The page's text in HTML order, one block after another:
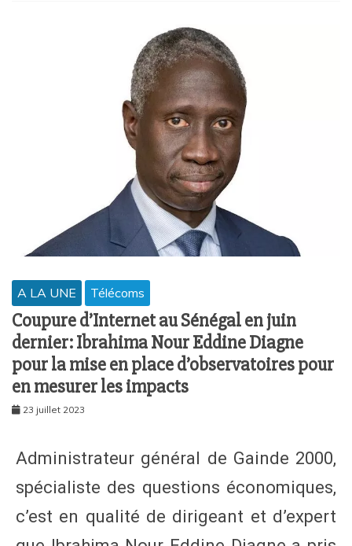
A LA UNE Télécoms
Coupure d’Internet au Sénégal en juin
dernier: Ibrahima Nour Eddine Diagne
pour la mise en place d’observatoires pour
en mesurer les impacts
23 juillet 2023
Administrateur général de Gainde 2000,
spécialiste des questions économiques,
c’est en qualité de dirigeant et d’expert